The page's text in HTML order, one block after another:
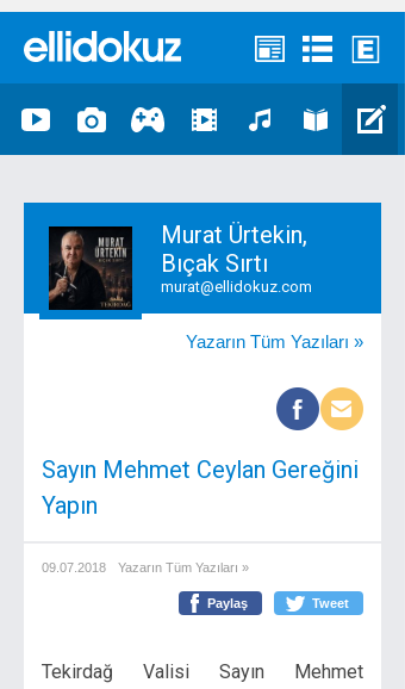
Murat Ürtekin,
Bıçak Sırtı
murat@ellidokuz.com
Yazarın Tüm Yazıları »
Sayın Mehmet Ceylan Gereğini
Yapın
09.07.2018 Yazarın Tüm Yazıları »
Paylaş Tweet
Tekirdağ Valisi Sayın Mehmet